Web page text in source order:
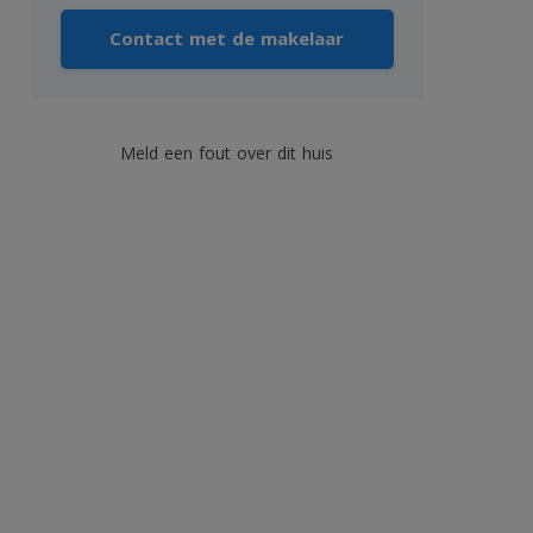
Contact met de makelaar
Meld een fout over dit huis